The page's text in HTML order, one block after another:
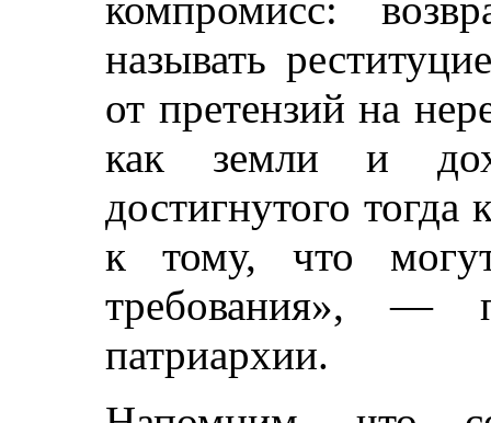
называть
от претензий на
как земли и
достигнутого тогда
к тому, что
требования», —
патриархии.